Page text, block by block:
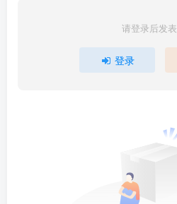
请登录后发
登录